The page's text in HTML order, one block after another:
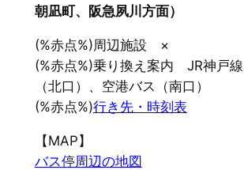
朝凪町、阪急夙川方面）
(%赤点%)周辺施設 ×
(%赤点%)乗り換え案内 JR神戸線
（北口）、空港バス（南口）
(%赤点%)行き先・時刻表
【MAP】
バス停周辺の地図